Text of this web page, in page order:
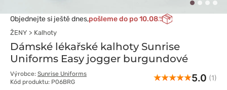
Objednejte si ještě dnes,pošleme do po 10.08
ŽENY Kalhoty
Dámské lékařské kalhoty Sunrise
Uniforms Easy jogger burgundové
Výrobce: Sunrise Uniforms
Kód produktu: P06BRG
5.0 (1)